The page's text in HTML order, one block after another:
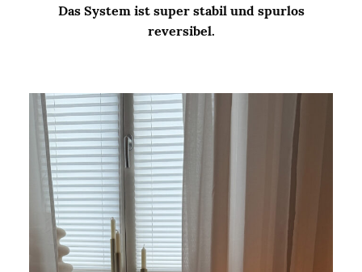
Das System ist super stabil und spurlos
reversibel.